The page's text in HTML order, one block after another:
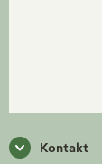
Kontakt